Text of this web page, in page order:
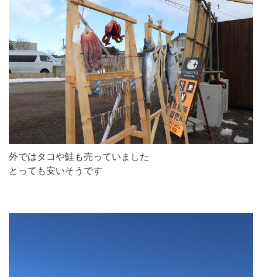
外ではタコや鮭も売っていました
とっても安いそうです